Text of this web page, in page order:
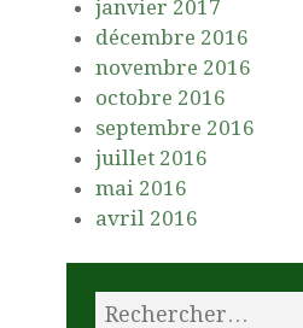
janvier 2017
décembre 2016
novembre 2016
octobre 2016
septembre 2016
juillet 2016
mai 2016
avril 2016